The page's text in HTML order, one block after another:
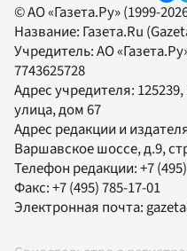
© АО «Газета.Ру» (1999-
Название: Газета.Ru
Учредитель:АО
7743625728
Адрес учредителя:
улица, дом 67
Адрес редакции и
Варшавское шоссе, д.9,
Телефон редакции:+7
Факс:+7 (495) 785-17-01
Электронная почта: